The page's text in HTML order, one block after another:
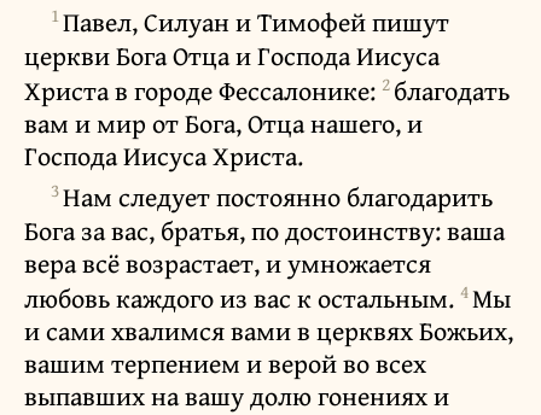
1Павел, Силуан и Тимофей пишут
церкви Бога Отца и Господа Иисуса
Христа в городе Фессалонике: 2благодать
вам и мир от Бога, Отца нашего, и
Господа Иисуса Христа.
3Нам следует постоянно благодарить
Бога за вас, братья, по достоинству: ваша
вера всё возрастает, и умножается
любовь каждого из вас к остальным. 4Мы
и сами хвалимся вами в церквях Божьих,
вашим терпением и верой во всех
выпавших на вашу долю гонениях и